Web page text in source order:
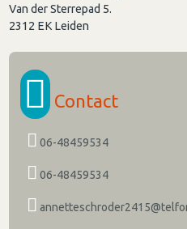
Van der Sterrepad 5.
2312 EK Leiden
Contact
06-48459534
06-48459534